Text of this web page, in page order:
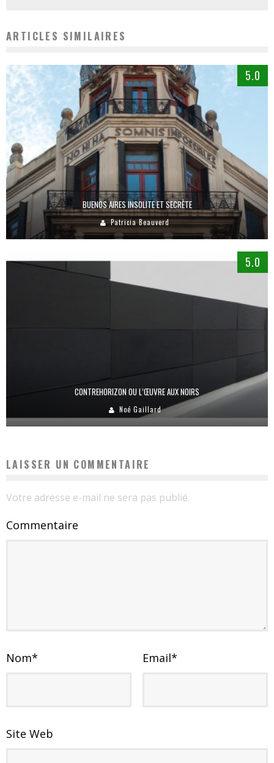
ARTICLES SIMILAIRES
5.0
BUENOS AIRES INSOLITE ET SECRÈTE
Patricia Beauverd
5.0
CONTREHORIZON OU L’ŒUVRE AUX NOIRS
Noé Gaillard
LAISSER UN COMMENTAIRE
Votre adresse e-mail ne sera pas publié.
Commentaire
Nom* Email*
Site Web